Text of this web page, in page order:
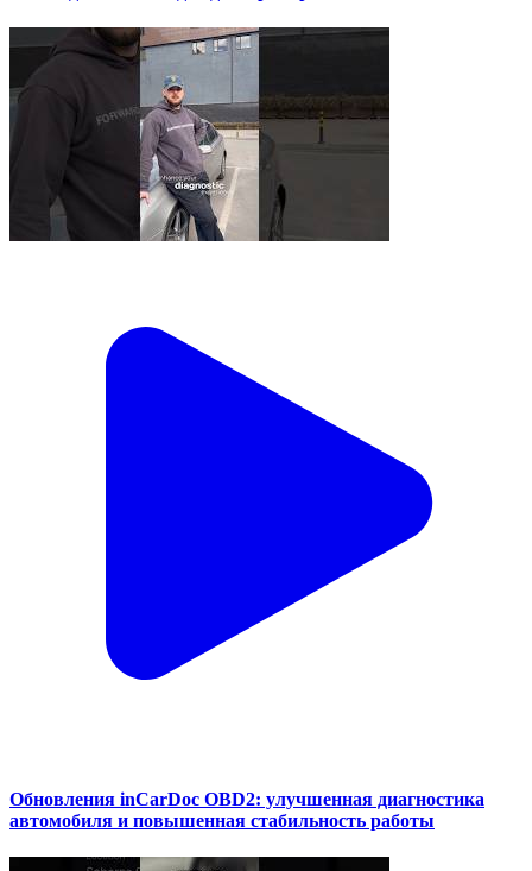
Обновления inCarDoc OBD2: улучшенная диагностика
автомобиля и повышенная стабильность работы